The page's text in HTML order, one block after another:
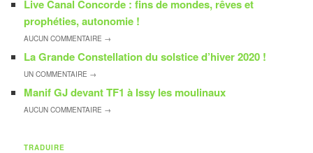
Live Canal Concorde : fins de mondes, rêves et
prophéties, autonomie !
AUCUNCOMMENTAIRE →
La Grande Constellation du solstice d’hiver 2020 !
UNCOMMENTAIRE →
Manif GJ devant TF1 à Issy les moulinaux
AUCUNCOMMENTAIRE →
TRADUIRE